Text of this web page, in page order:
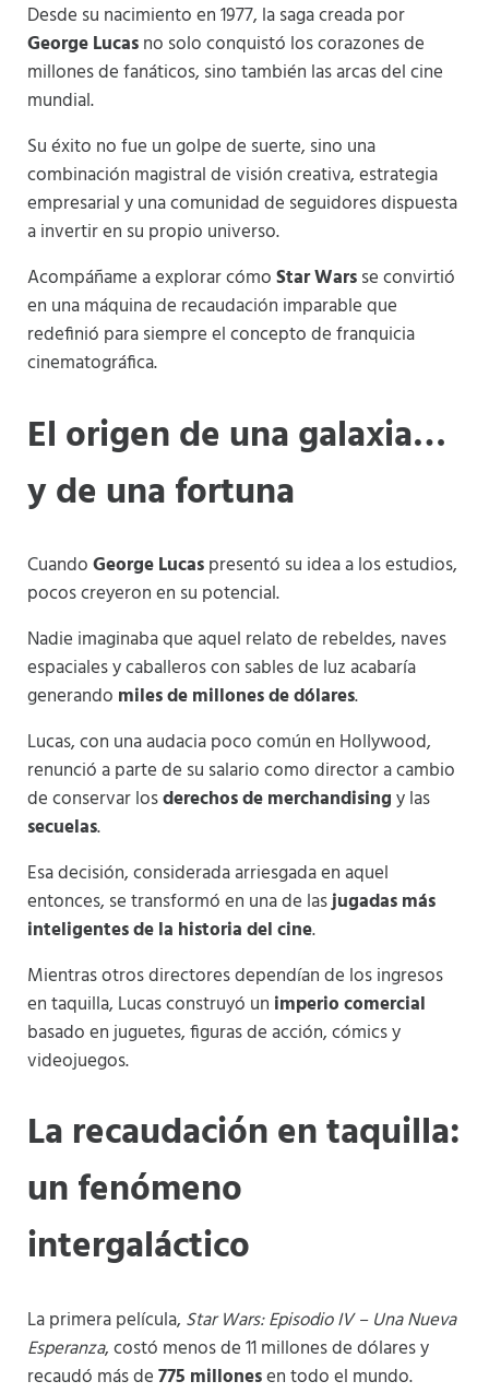
Desde su nacimiento en 1977, la saga creada por
George Lucasno solo conquistó los corazones de
millones de fanáticos, sino también las arcas del cine
mundial.
Su éxito no fue un golpe de suerte, sino una
combinación magistral de visión creativa, estrategia
empresarial y una comunidad de seguidores dispuesta
a invertir en su propio universo.
Acompáñame a explorar cómoStar Warsse convirtió
en una máquina de recaudación imparable que
redefinió para siempre el concepto de franquicia
cinematográfica.
El origen de una galaxia…
y de una fortuna
CuandoGeorge Lucaspresentó su idea a los estudios,
pocos creyeron en su potencial.
Nadie imaginaba que aquel relato de rebeldes, naves
espaciales y caballeros con sables de luz acabaría
generando miles de millones de dólares.
Lucas, con una audacia poco común en Hollywood,
renunció a parte de su salario como director a cambio
de conservar losderechos de merchandisingy las
secuelas.
Esa decisión, considerada arriesgada en aquel
entonces, se transformó en una de lasjugadas más
inteligentes de la historia del cine.
Mientras otros directores dependían de los ingresos
en taquilla, Lucas construyó un imperio comercial
basado en juguetes, figuras de acción, cómics y
videojuegos.
La recaudación en taquilla:
un fenómeno
intergaláctico
La primera película, Star Wars: Episodio IV – Una Nueva
Esperanza, costó menos de 11 millones de dólares y
recaudó más de775 millonesen todo el mundo.